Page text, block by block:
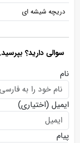
دریچه شیشه ای
سوالی دارید؟
نام
ایمیل (اختیاری)
پیام